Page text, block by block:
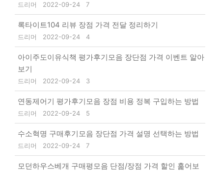
드리머 2022-09-24 7
록타이트104 리뷰 장점 가격 전달 정리하기
드리머 2022-09-24 4
아이주도이유식책 평가후기모음 장단점 가격 이벤트 알아
보기
드리머 2022-09-24 3
연동제어기 평가후기모음 장점 비용 정복 구입하는 방법
드리머 2022-09-24 5
수소혁명 구매후기모음 장단점 가격 설명 선택하는 방법
드리머 2022-09-24 7
모던하우스베개 구매평모음 단점/장점 가격 할인 훑어보